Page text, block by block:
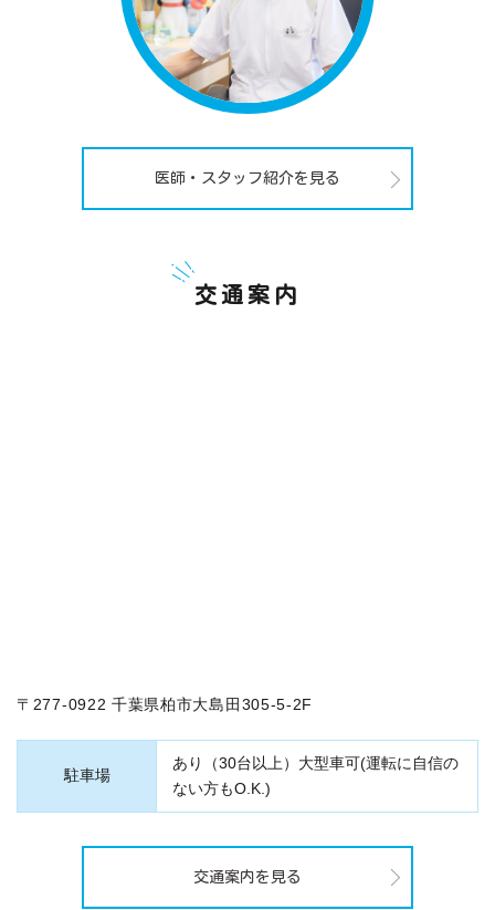
医師・スタッフ紹介を見る
交通案内
〒277-0922 千葉県柏市大島田305-5-2F
駐車場
あり（30台以上）大型車可(運転に自信の
ない方もO.K.)
交通案内を見る